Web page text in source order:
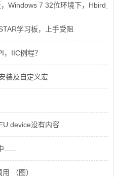
，Windows 7 32位环境下，
学习板，上手受阻
IIC例程？
装及自定义宏
device没有内容
（图）